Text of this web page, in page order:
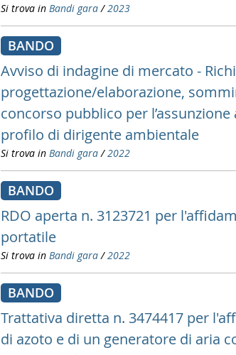
Si trova in Bandi gara /2023
BANDO
Avviso di indagine di mercato -
progettazione/elaborazione,
concorso pubblico per
profilo di dirigente ambientale
Si trova in Bandi gara /2022
BANDO
RDO aperta n. 3123721 per
portatile
Si trova in Bandi gara /2022
BANDO
Trattativa diretta n. 3474417 per
di azoto e di un generatore di aria